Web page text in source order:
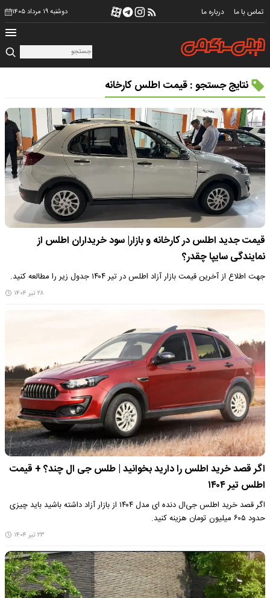
تماس با ما درباره ما دوشنبه ۱۹ مرداد ۱۴۰۵
نتایج جستجو : قیمت اطلس کارخانه
قیمت جدید اطلس در کارخانه و بازار| سود خریداران اطلس از
نمایندگی سایپا چقدر؟
جهت اطلاع از آخرین قیمت بازار آزاد اطلس در تیر ۱۴۰۴ جدول زیر را مطالعه کنید.
۲۸ تیر ۱۴۰۴
اگر قصد خرید اطلس را دارید بخوانید | طلس جی ال چند؟ + قیمت
اطلس تیر ۱۴۰۴
اگر قصد خرید اطلس جی‌ال دنده ای مدل ۱۴۰۴ از بازار آزاد داشته باشید باید چیزی
حدود ۶۰۵ میلیون تومان هزینه کنید.
۲۳ تیر ۱۴۰۴